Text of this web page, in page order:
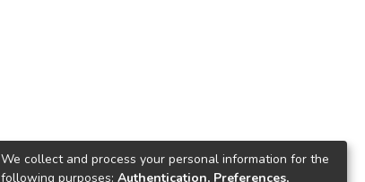
We collect and process your personal information for the
following purposes: Authentication, Preferences,